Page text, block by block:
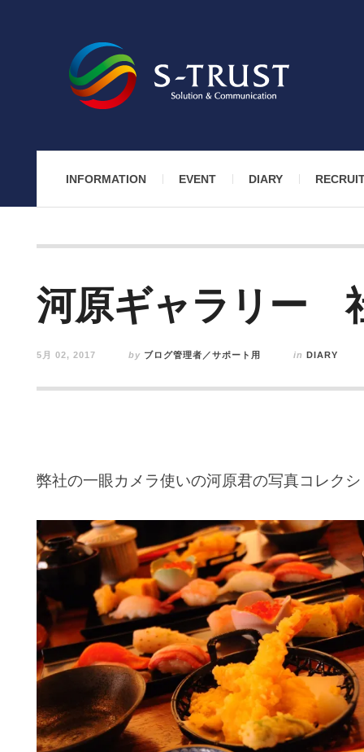
INFORMATION EVENT DIARY
河原ギャラリー
5月 02, 2017 by ブログ管理者／サポート用 in DIARY
弊社の一眼カメラ使いの河原君の写真コレク